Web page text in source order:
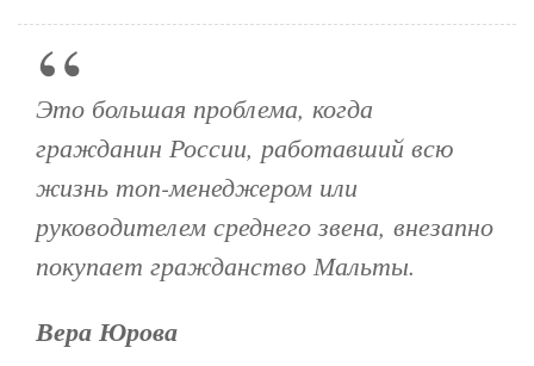
Это большая проблема, когда
гражданин России, работавший всю
жизнь топ-менеджером или
руководителем среднего звена, внезапно
покупает гражданство Мальты.
Вера Юрова